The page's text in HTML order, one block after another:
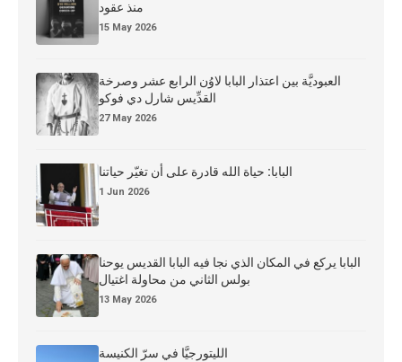
منذ عقود
15 May 2026
العبوديَّة بين اعتذار البابا لاوُن الرابع عشر وصرخة
القدِّيس شارل دي فوكو
27 May 2026
البابا: حياة الله قادرة على أن تغيّر حياتنا
1 Jun 2026
البابا يركع في المكان الذي نجا فيه البابا القديس يوحنا
بولس الثاني من محاولة اغتيال
13 May 2026
الليتورجيَّا في سرّ الكنيسة